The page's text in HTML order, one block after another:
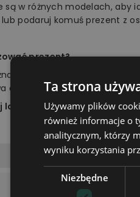
są w różnych modelach, aby
podaruj komuś prezent z
prezent?
jak najlepiej dopasować
aby zrobić
lampki marki Plexido!
Ta strona
Używamy plików
również informacje o
analitycznym, którzy
wyniku korzystania
Niezbędne